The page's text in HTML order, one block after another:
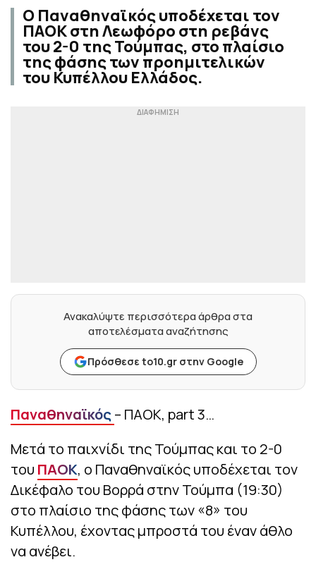
Ο Παναθηναϊκός υποδέχεται τον
ΠΑΟΚ στη Λεωφόρο στη ρεβάνς
του 2-0 της Τούμπας, στο πλαίσιο
της φάσης των προημιτελικών
του Κυπέλλου Ελλάδος.
Ανακαλύψτε περισσότερα άρθρα στα
αποτελέσματα αναζήτησης
Πρόσθεσε to10.gr στην Google
Παναθηναϊκός– ΠΑΟΚ, part 3…
Μετά το παιχνίδι της Τούμπας και το 2-0
του ΠΑΟΚ, ο Παναθηναϊκός υποδέχεται τον
Δικέφαλο του Βορρά στην Τούμπα (19:30)
στο πλαίσιο της φάσης των «8» του
Κυπέλλου, έχοντας μπροστά του έναν άθλο
να ανέβει.